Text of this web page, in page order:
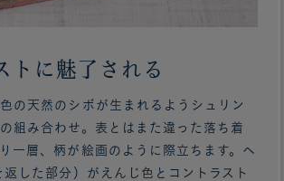
トに魅了される
の天然のシボが生まれるようシュリン
組み合わせ。表とはまた違った落ち着
一層、柄が絵画のように際立ちます。ヘ
返した部分）がえんじ色とコントラスト